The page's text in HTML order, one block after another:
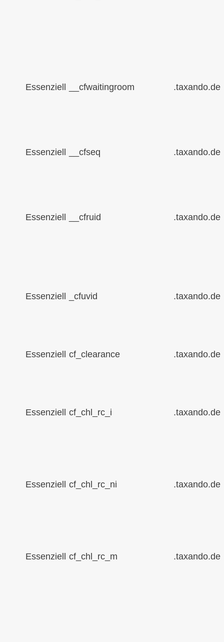
Essenziell __cfwaitingroom .taxando.de
Essenziell __cfseq .taxando.de
Essenziell __cfruid .taxando.de
Essenziell _cfuvid .taxando.de
Essenziell cf_clearance .taxando.de
Essenziell cf_chl_rc_i .taxando.de
Essenziell cf_chl_rc_ni .taxando.de
Essenziell cf_chl_rc_m .taxando.de